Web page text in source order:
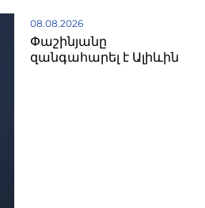
08.08.2026
Փաշինյանը
զանգահարել է Ալիևին